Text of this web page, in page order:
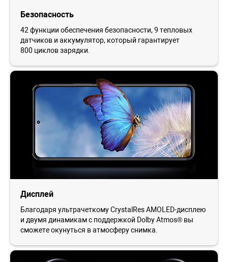
Безопасность
42 функции обеспечения безопасности, 9 тепловых
датчиков и аккумулятор, который гарантирует
800 циклов зарядки.
Дисплей
Благодаря ультрачеткому CrystalRes AMOLED-дисплею
и двумя динамикам с поддержкой Dolby Atmos® вы
сможете окунуться в атмосферу снимка.